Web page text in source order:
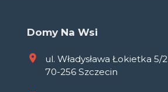
Domy Na Wsi
ul. Władysława Łokietka 5/2
70-256 Szczecin